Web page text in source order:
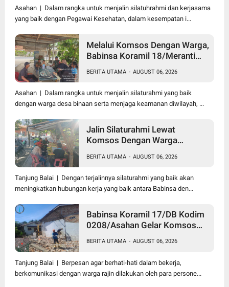
Puskesmas
Asahan | Dalam rangka untuk menjalin silatuhrahmi dan kerjasama
yang baik dengan Pegawai Kesehatan, dalam kesempatan i...
Melalui Komsos Dengan Warga,
Babinsa Koramil 18/Meranti
Jaga ebersihan Dan Kamtibmas
BERITA UTAMA - AUGUST 06, 2026
Asahan | Dalam rangka untuk menjalin silaturahmi yang baik
dengan warga desa binaan serta menjaga keamanan diwilayah, ...
Jalin Silaturahmi Lewat
Komsos Dengan Warga
09/TB Kodim 0208/Asahan
BERITA UTAMA - AUGUST 06, 2026
Tanjung Balai | Dengan terjalinnya silaturahmi yang baik akan
meningkatkan hubungan kerja yang baik antara Babinsa den...
Babinsa Koramil 17/DB Kodim
0208/Asahan Gelar Komsos
BERITA UTAMA - AUGUST 06, 2026
Tanjung Balai | Berpesan agar berhati-hati dalam bekerja,
berkomunikasi dengan warga rajin dilakukan oleh para persone...